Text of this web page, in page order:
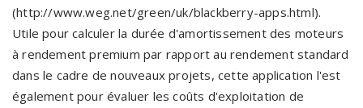
(http://www.weg.net/green/uk/blackberry-apps.html).
Utile pour calculer la durée d'amortissement des moteurs
à rendement premium par rapport au rendement standard
dans le cadre de nouveaux projets, cette application l'est
également pour évaluer les coûts d'exploitation de